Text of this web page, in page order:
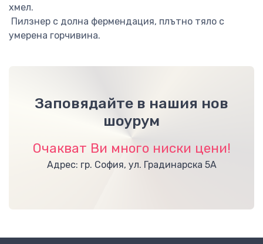
хмел.
Пилзнер с долна фермендация, плътно тяло с
умерена горчивина.
Заповядайте в нашия нов
шоурум
Очакват Ви много ниски цени!
Адрес: гр. София, ул. Градинарска 5А